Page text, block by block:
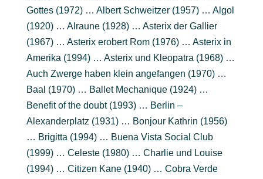
Gottes (1972) … Albert Schweitzer (1957) … Algol
(1920) … Alraune (1928) … Asterix der Gallier
(1967) … Asterix erobert Rom (1976) … Asterix in
Amerika (1994) … Asterix und Kleopatra (1968) …
Auch Zwerge haben klein angefangen (1970) …
Baal (1970) … Ballet Mechanique (1924) …
Benefit of the doubt (1993) … Berlin –
Alexanderplatz (1931) … Bonjour Kathrin (1956)
… Brigitta (1994) … Buena Vista Social Club
(1999) … Celeste (1980) … Charlie und Louise
(1994) … Citizen Kane (1940) … Cobra Verde